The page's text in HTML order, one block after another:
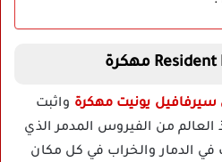
سيرفافيل يونيت مهكرة واثبت
العالم من الفيروس المدمر الذي
الدمار والخراب في كل مكان